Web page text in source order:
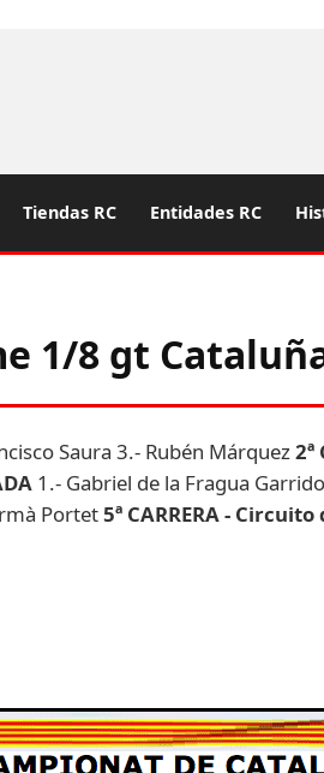
Tiendas RC Entidades RC
1/8 gt
Saura 3.- Rubén Márquez2ª
1.- Gabriel de la Fragua
Portet5ª CARRERA -